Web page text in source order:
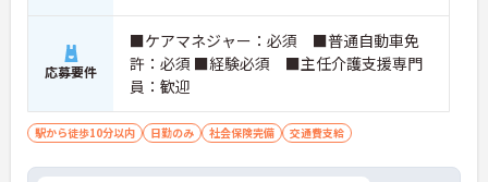
応募要件
■ケアマネジャー：必須 ■普通自動車免
許：必須 ■経験必須 ■主任介護支援専門
員：歓迎
駅から徒歩10分以内 日勤のみ 社会保険完備 交通費支給